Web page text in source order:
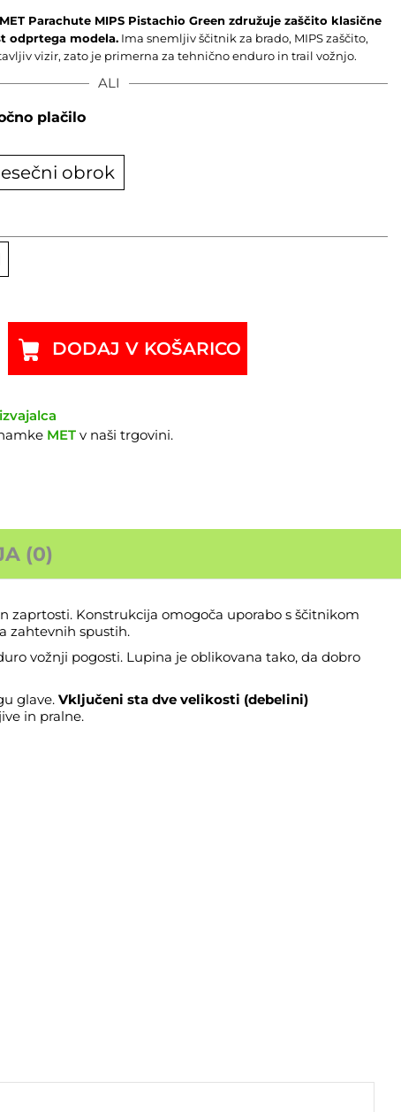
Parachute MIPS Pistachio Green združuje zaščito klasične
odprtega modela. Ima snemljiv ščitnik za brado, MIPS zaščito,
vizir, zato je primerna za tehnično enduro in trail vožnjo.
ALI
plačilo
obrok
DODAJ V KOŠARICO
MET v naši trgovini.
(0)
zaprtosti. Konstrukcija omogoča uporabo s ščitnikom
zahtevnih spustih.
vožnji pogosti. Lupina je oblikovana tako, da dobro
glave. Vključeni sta dve velikosti (debelini)
in pralne.